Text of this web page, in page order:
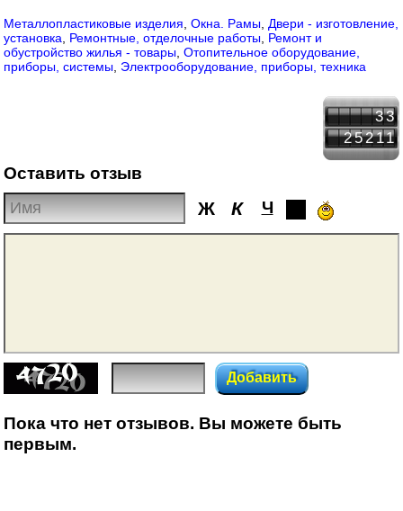
Металлопластиковые изделия ,Окна. Рамы Двери - изготовление,
установка
Ремонтные, отделочные работы Ремонт и
обустройство жилья - товары ,Отопительное оборудование,
приборы, системы Электрооборудование, приборы, техника
33
25211
Оставить отзыв
Ж К Ч
Добавить
Пока что нет отзывов. Вы можете быть
первым.